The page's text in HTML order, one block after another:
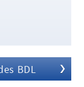
BDL